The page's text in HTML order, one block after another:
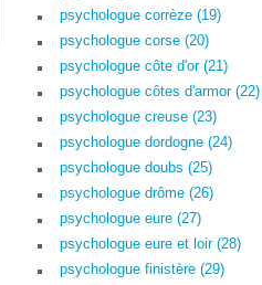
psychologue corrèze (19)
psychologue corse (20)
psychologue côte d'or (21)
psychologue côtes d'armor (22)
psychologue creuse (23)
psychologue dordogne (24)
psychologue doubs (25)
psychologue drôme (26)
psychologue eure (27)
psychologue eure et loir (28)
psychologue finistère (29)